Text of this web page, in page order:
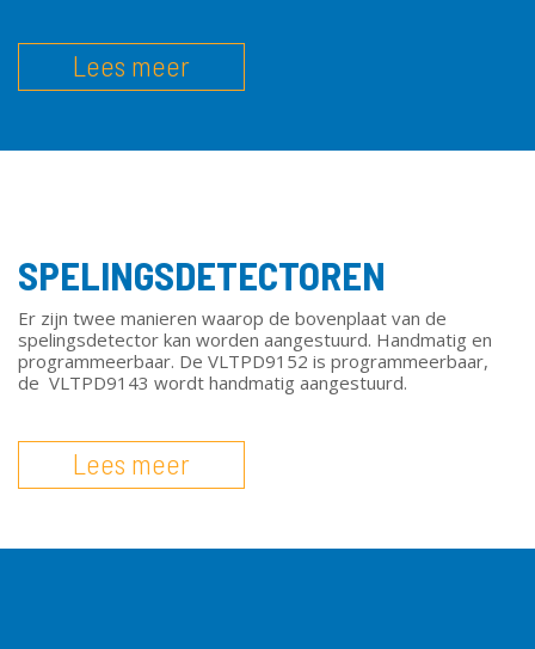
Lees meer
SPELINGSDETECTOREN
Er zijn twee manieren waarop de bovenplaat van de
spelingsdetector kan worden aangestuurd. Handmatig en
programmeerbaar. De VLTPD9152 is programmeerbaar,
de VLTPD9143 wordt handmatig aangestuurd.
Lees meer